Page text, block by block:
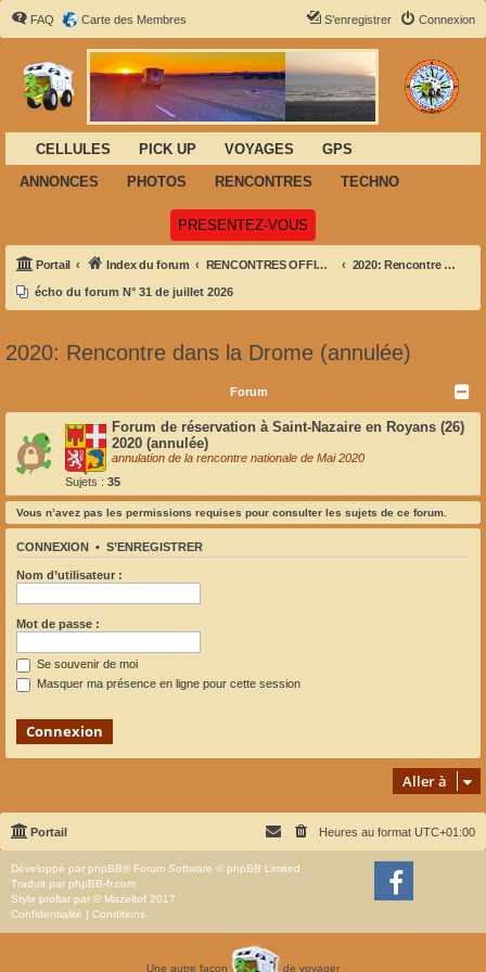
FAQ Carte des Membres Connexion
S’enregistrer
CELLULES PICK UP VOYAGES
GPS
ANNONCES
PHOTOS RENCONTRES TECHNO
PRESENTEZ-VOUS
Portail Index du forum RENCONTRES OFFICIELLES NATIONALES 2020: Rencontre dans la Drome (annulée)
écho du forum N° 31 de juillet 2026
2020: Rencontre dans la Drome (annulée)
Forum
Forum de réservation à Saint-Nazaire en Royans (26)
2020 (annulée)
annulation de la rencontre nationale de Mai 2020
Sujets : 35
Vous n’avez pas les permissions requises pour consulter les sujets de ce forum.
CONNEXION • S’ENREGISTRER
Nom d’utilisateur :
Mot de passe :
Se souvenir de moi
Masquer ma présence en ligne pour cette session
Aller à
Portail Heures au format UTC+01:00
Développé par phpBB® Forum Software © phpBB Limited
Traduit par phpBB-fr.com
Style proflat par © Mazeltof 2017
Confidentialité | Conditions
Une autre façon de voyager